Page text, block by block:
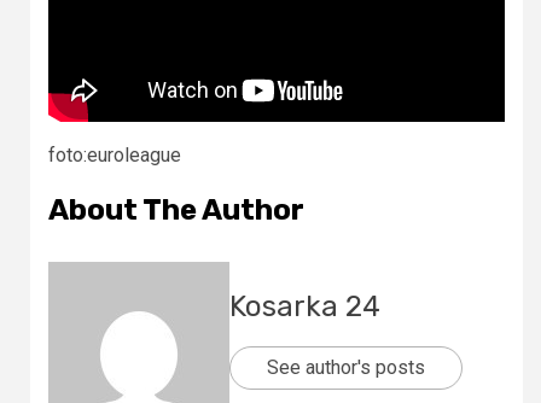
foto:euroleague
About The Author
Kosarka 24
See author's posts